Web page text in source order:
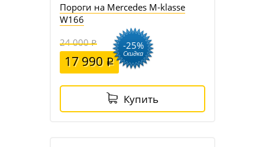
Пороги на Mercedes M-klasse
W166
24 000
17 990
-25%
Скидка
Купить